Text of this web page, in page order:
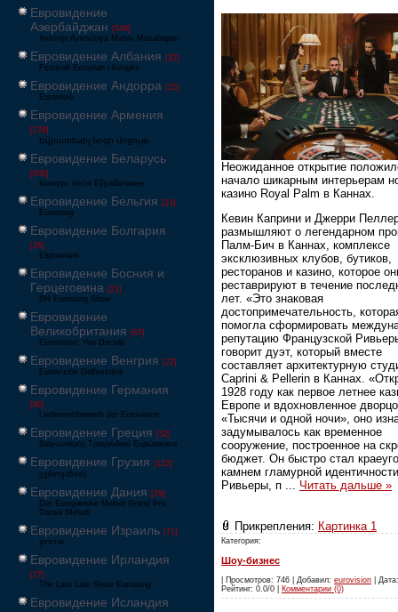
Евровидение
Азербайджан [549]
Avrovijn Avroviziya Mahnı Müsabiqəsi
Евровидение Албания [32]
Festivali Evropian i Këngës
Евровидение Андорра [15]
Eurovisió
Евровидение Армения
[228]
Եվրատեսիլ երգի մրցույթ
Евровидение Беларусь
[600]
Конкурс песні Еўрабачанне
Евровидение Бельгия [24]
Eurosong
Евровидение Болгария
[26]
Евровизия
Евровидение Босния и
Герцеговина [21]
BH Eurosong Show
Евровидение
Великобритания [67]
Eurovision: You Decide
Евровидение Венгрия [22]
Eurovíziós Dalfesztivá
Евровидение Германия
[80]
Liederwettbewerb der Eurovision
Евровидение Греция [52]
Διαγωνισμός Τραγουδιού Ευρώεικονα
Евровидение Грузия [122]
ევროვიზიის
Евровидение Дания [29]
Det Europæiske Melodi Grand Prix
Dansk Melodi
Евровидение Израиль [71]
‏אירוויזיון
Евровидение Ирландия
[27]
The Late Late Show Eurosong
Евровидение Исландия
Неожиданное открытие
начало шикарным интерьерам
казино Royal Palm в Каннах.
Кевин Каприни и Джерри
размышляют о легендарном
Палм-Бич в Каннах, комплексе
эксклюзивных клубов, бутиков,
ресторанов и казино, которое
реставрируют в течение
лет. «Это знаковая
достопримечательность,
помогла сформировать
репутацию Французской
говорит дуэт, который вместе
составляет архитектурную
Caprini & Pellerin в Каннах.
1928 году как первое летнее
Европе и вдохновленное
«Тысячи и одной ночи», оно
задумывалось как временное
сооружение, построенное на
бюджет. Он быстро стал
камнем гламурной идентичности
Ривьеры, п
Читать дальше »
Прикрепления: Картинка 1
Категория:
Шоу-бизнес
| Просмотров: 746 | Добавил: eurovision |
Рейтинг: 0.0/0 | Комментарии (0)